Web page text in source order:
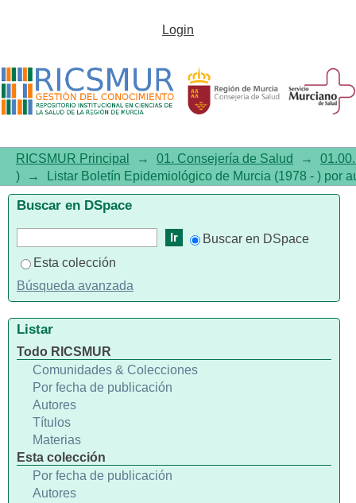
Listar Boletín Epidemiológico
"Ros-Cañavate, P"
Login
RICSMUR Principal → 01. Consejería de Salud →
)
→ Listar Boletín Epidemiológico de Murcia (1978 - ) por
Buscar en DSpace
Buscar en DSpace
Esta colección
Búsqueda avanzada
Listar
Todo RICSMUR
Comunidades & Colecciones
Por fecha de publicación
Autores
Títulos
Materias
Esta colección
Por fecha de publicación
Autores